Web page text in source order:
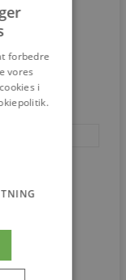
til
forbedre
vores
i